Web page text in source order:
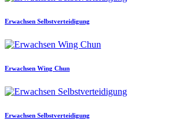
Erwachsen Selbstverteidigung
Erwachsen Wing Chun
Erwachsen Selbstverteidigung